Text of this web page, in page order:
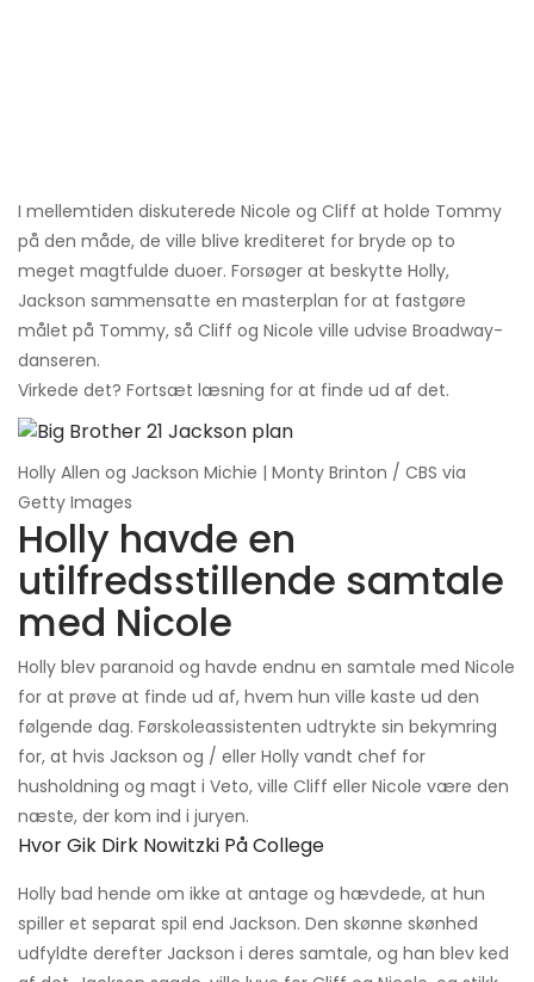
I mellemtiden diskuterede Nicole og Cliff at holde Tommy
på den måde, de ville blive krediteret for bryde op to
meget magtfulde duoer. Forsøger at beskytte Holly,
Jackson sammensatte en masterplan for at fastgøre
målet på Tommy, så Cliff og Nicole ville udvise Broadway-
danseren.
Virkede det? Fortsæt læsning for at finde ud af det.
Holly Allen og Jackson Michie | Monty Brinton / CBS via
Getty Images
Holly havde en
utilfredsstillende samtale
med Nicole
Holly blev paranoid og havde endnu en samtale med Nicole
for at prøve at finde ud af, hvem hun ville kaste ud den
følgende dag. Førskoleassistenten udtrykte sin bekymring
for, at hvis Jackson og / eller Holly vandt chef for
husholdning og magt i Veto, ville Cliff eller Nicole være den
næste, der kom ind i juryen.
Hvor Gik Dirk Nowitzki På College
Holly bad hende om ikke at antage og hævdede, at hun
spiller et separat spil end Jackson. Den skønne skønhed
udfyldte derefter Jackson i deres samtale, og han blev ked